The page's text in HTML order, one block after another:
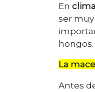
En
ser
La
Antes